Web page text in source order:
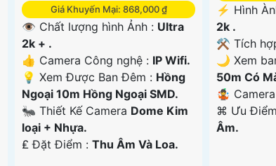
Giá Khuyến Mại: 868,000 ₫
👁 Chất lượng hình Ảnh : Ultra
2k + .
👍 Camera Công nghệ : IP Wifi.
💡 Xem Được Ban Đêm : Hồng
Ngoại 10m Hồng Ngoại SMD.
🐜 Thiết Kế Camera Dome Kim
loại + Nhựa.
️₤ Đặt Điểm :Thu Âm Và Loa.
️⚡ Hình
2k .
⚒ Tích
🌙 Xem
50m Có
🤹
️⌘ Ưu
Âm.